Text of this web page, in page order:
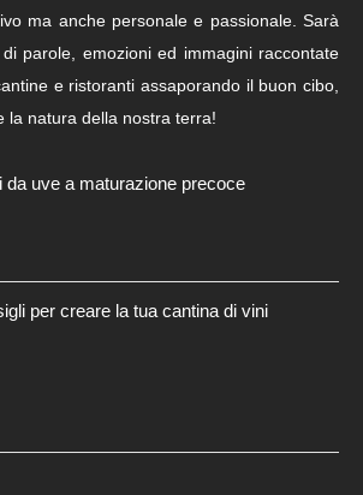
ma anche personale e passionale. Sarà
parole, emozioni ed immagini raccontate
e ristoranti assaporando il buon cibo,
la natura della nostra terra!
da uve a maturazione precoce
per creare la tua cantina di vini